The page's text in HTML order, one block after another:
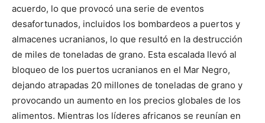
acuerdo, lo que provocó una serie de eventos
desafortunados, incluidos los bombardeos a puertos y
almacenes ucranianos, lo que resultó en la destrucción
de miles de toneladas de grano. Esta escalada llevó al
bloqueo de los puertos ucranianos en el Mar Negro,
dejando atrapadas 20 millones de toneladas de grano y
provocando un aumento en los precios globales de los
alimentos. Mientras los líderes africanos se reunían en